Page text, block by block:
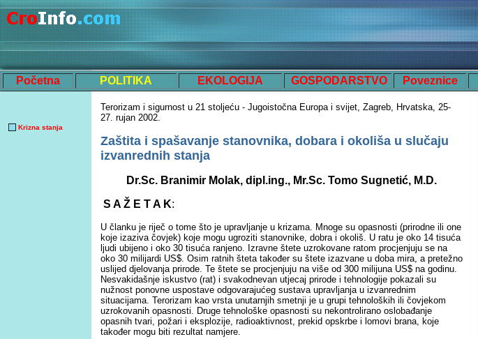
Početna POLITIKA EKOLOGIJA GOSPODARSTVO Poveznice
Krizna stanja
Terorizam i sigurnost u 21 stoljeću - Jugoistočna Europa i svijet, Zagreb, Hrvatska, 25-
27. rujan 2002.
Zaštita i spašavanje stanovnika, dobara i okoliša u slučaju
izvanrednih stanja
Dr.Sc. Branimir Molak, dipl.ing., Mr.Sc. Tomo Sugnetić, M.D.
S A Ž E T A K:
U članku je riječ o tome što je upravljanje u krizama. Mnoge su opasnosti (prirodne ili one
koje izaziva čovjek) koje mogu ugroziti stanovnike, dobra i okoliš. U ratu je oko 14 tisuća
ljudi ubijeno i oko 30 tisuća ranjeno. Izravne štete uzrokovane ratom procjenjuju se na
oko 30 milijardi US$. Osim ratnih šteta također su štete izazvane u doba mira, a pretežno
uslijed djelovanja prirode. Te štete se procjenjuju na više od 300 milijuna US$ na godinu.
Nesvakidašnje iskustvo (rat) i svakodnevan utjecaj prirode i tehnologije pokazali su
nužnost ponovne uspostave odgovarajućeg sustava upravljanja u izvanrednim
situacijama. Terorizam kao vrsta unutarnjih smetnji je u grupi tehnoloških ili čovjekom
uzrokovanih opasnosti. Druge tehnološke opasnosti su nekontrolirano oslobađanje
opasnih tvari, požari i eksplozije, radioaktivnost, prekid opskrbe i lomovi brana, koje
također mogu biti rezultat namjere.